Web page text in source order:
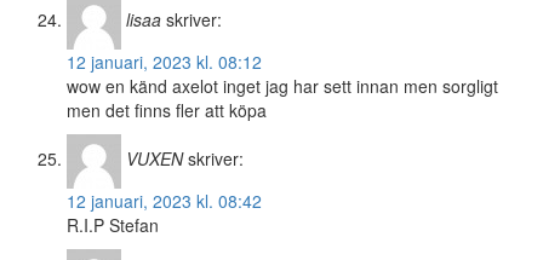
lisaa skriver:
12 januari, 2023 kl. 08:12
wow en känd axelot inget jag har sett innan men sorgligt
men det finns fler att köpa
VUXEN skriver:
12 januari, 2023 kl. 08:42
R.I.P Stefan